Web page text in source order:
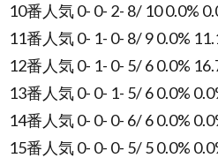
10番人気 0- 0- 2- 8/ 10 0.0%
11番人気 0- 1- 0- 8/ 9 0.0%
12番人気 0- 1- 0- 5/ 6 0.0%
13番人気 0- 0- 1- 5/ 6 0.0%
14番人気 0- 0- 0- 6/ 6 0.0%
15番人気 0- 0- 0- 5/ 5 0.0%